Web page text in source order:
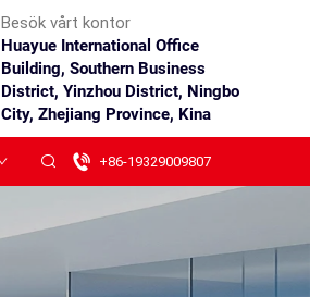
Besök vårt kontor
Huayue International Office
Building, Southern Business
District, Yinzhou District, Ningbo
City, Zhejiang Province, Kina
+86-19329009807